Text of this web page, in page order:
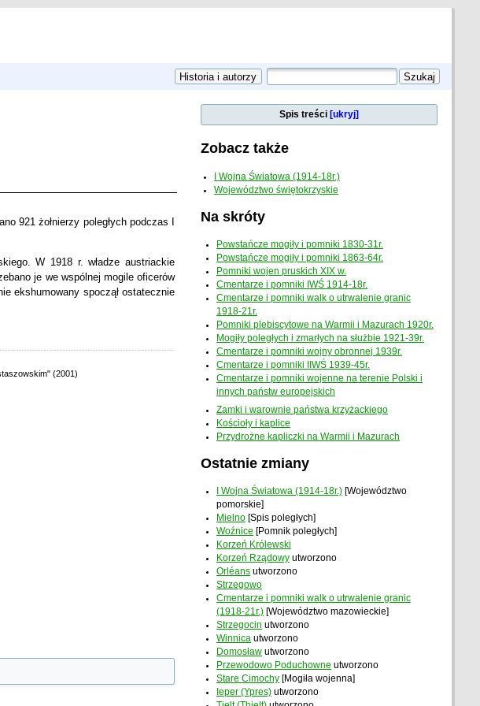
921 żołnierzy poległych podczas I
W 1918 r. władze austriackie
je we wspólnej mogile oficerów
ekshumowany spoczął ostatecznie
(2001)
Spis treści [ukryj]
Zobacz także
I Wojna Światowa (1914-18r.)
Województwo świętokrzyskie
Na skróty
Powstańcze mogiły i pomniki 1830-31r.
Powstańcze mogiły i pomniki 1863-64r.
Pomniki wojen pruskich XIX w.
Cmentarze i pomniki IWŚ 1914-18r.
Cmentarze i pomniki walk o utrwalenie granic
1918-21r.
Pomniki plebiscytowe na Warmii i Mazurach 1920r.
Mogiły poległych i zmarłych na służbie 1921-39r.
Cmentarze i pomniki wojny obronnej 1939r.
Cmentarze i pomniki IIWŚ 1939-45r.
Cmentarze i pomniki wojenne na terenie Polski i
innych państw europejskich
Zamki i warownie państwa krzyżackiego
Kościoły i kaplice
Przydrożne kapliczki na Warmii i Mazurach
Ostatnie zmiany
I Wojna Światowa (1914-18r.) [Województwo
pomorskie]
Mielno [Spis poległych]
Woźnice [Pomnik poległych]
Korzeń Królewski
Korzeń Rządowy utworzono
Orléans utworzono
Strzegowo
Cmentarze i pomniki walk o utrwalenie granic
(1918-21r.) [Województwo mazowieckie]
Strzegocin utworzono
Winnica utworzono
Domosław utworzono
Przewodowo Poduchowne utworzono
Stare Cimochy [Mogiła wojenna]
Ieper (Ypres) utworzono